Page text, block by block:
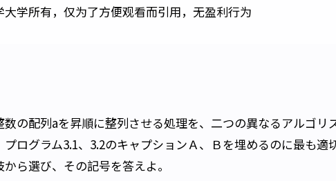
学所有，仅为了方便观看而引用，无盈利行为
数の配列aを昇順に整列させる処理を、二つの異なるアルゴリ
ログラム3.1、3.2のキャプションＡ、Ｂを埋めるのに最も適
ら選び、その記号を答えよ。